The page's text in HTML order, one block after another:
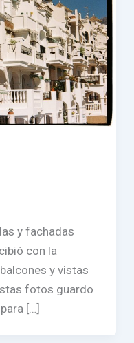
y fachadas
con la
y vistas
fotos guardo
[…]